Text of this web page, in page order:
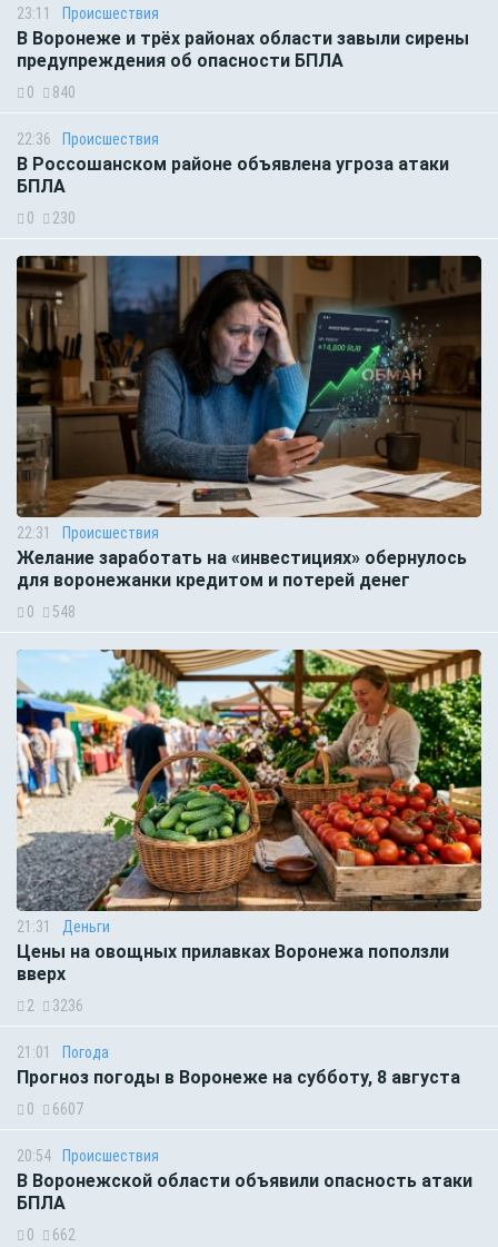
23:11 Происшествия
В Воронеже и трёх районах области завыли сирены
предупреждения об опасности БПЛА
0 840
22:36 Происшествия
В Россошанском районе объявлена угроза атаки
БПЛА
0 230
22:31 Происшествия
Желание заработать на «инвестициях» обернулось
для воронежанки кредитом и потерей денег
0 548
21:31 Деньги
Цены на овощных прилавках Воронежа поползли
вверх
2 3236
21:01 Погода
Прогноз погоды в Воронеже на субботу, 8 августа
0 6607
20:54 Происшествия
В Воронежской области объявили опасность атаки
БПЛА
0 662